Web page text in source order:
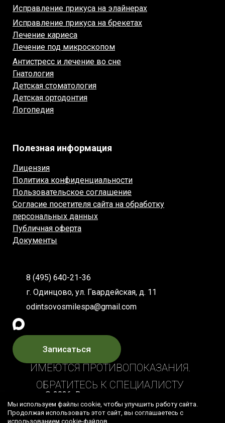
Исправление прикуса на элайнерах
Исправление прикуса на брекетах
Лечение кариеса
Лечение под микроскопом
Антистресс и лечение во сне
Гнатология
Детская стоматология
Детская ортодонтия
Логопедия
Полезная информация
Лицензия
Политика конфиденциальности
Пользовательское соглашение
Согласие посетителя сайта на обработку
персональных данных
Публичная оферта
Документы
8 (495) 640-21-36
г. Одинцово, ул. Гвардейская, д. 11
odintsovosmilespa@gmail.com
Записаться
© 2026 Все права защищены
ИМЕЮТСЯ ПРОТИВОПОКАЗАНИЯ.
ОБРАТИТЕСЬ К СПЕЦИАЛИСТУ
Мы используем файлы cookie, чтобы улучшить работу сайта.
Продолжая использовать этот сайт, вы соглашаетесь с
использованием cookie-файлов.